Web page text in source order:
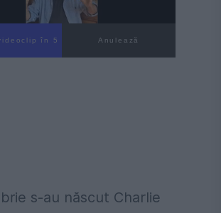
în 3 Anulează
s-au născut Charlie